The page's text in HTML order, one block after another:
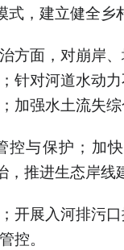
式，建立健全乡
方面，对崩岸
针对河道水动
加强水土流失综
控与保护；加
，推进生态岸线
开展入河排污
控。